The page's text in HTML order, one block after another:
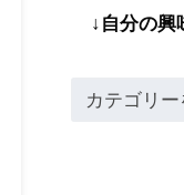
↓自分の興